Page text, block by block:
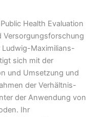
Health Evaluation
Versorgungsforschung
Maximilians-
sich mit der
und Umsetzung und
der Verhältnis-
der Anwendung von
Ihr